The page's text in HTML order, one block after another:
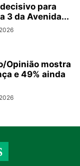
para
3 da Avenida...
Opinião mostra
e 49% ainda